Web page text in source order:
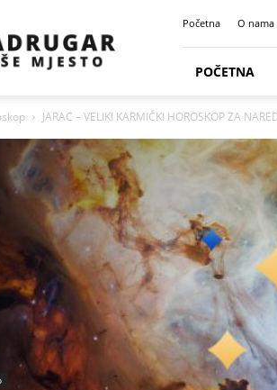
Početna O nama
POČETNA
JARAC – VELIKI KARMIČKI HOROSKOP ZA